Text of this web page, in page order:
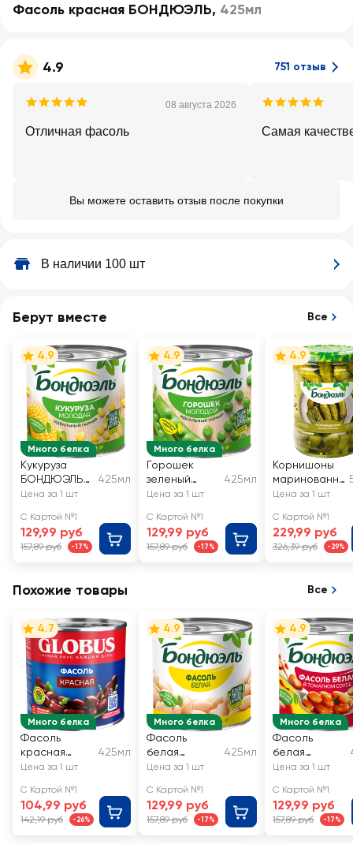
Фасоль красная БОНДЮЭЛЬ, 425мл
4.9 751 отзыв
08 августа 2026
Отличная фасоль Самая
Вы можете оставить отзыв после покупки
В наличии 100 шт
Берут вместе Все
Много белка
4.9
Кукуруза
БОНДЮЭЛЬ
молодая
425мл
Цена за 1 шт
С Картой №1
129,99 руб
157,89 руб -17%
Много белка
4.9
Горошек
зеленый
БОНДЮЭЛЬ
425мл
Цена за 1 шт
С Картой №1
129,99 руб
157,89 руб -17%
4.9
Корнишоны
маринованны
е БОНДЮЭЛЬ
Цена за 1 шт
С Картой №1
229,99 руб
326,39 руб -29%
Похожие товары Все
Много белка
4.7
Фасоль
красная
GLOBUS
425мл
Цена за 1 шт
С Картой №1
104,99 руб
142,19 руб -26%
Много белка
4.9
Фасоль
белая
БОНДЮЭЛЬ
425мл
Цена за 1 шт
С Картой №1
129,99 руб
157,89 руб -17%
Много белка
4.9
Фасоль
белая
БОНДЮЭЛЬ в
соусе
Цена за 1 шт
С Картой №1
129,99 руб
157,89 руб -17%